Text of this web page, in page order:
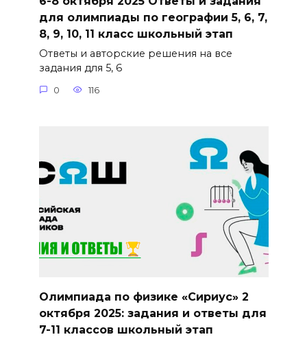
для олимпиады по географии 5, 6, 7,
8, 9, 10, 11 класс школьный этап
Ответы и авторские решения на все
задания для 5, 6
0 116
Олимпиада по физике «Сириус» 2
октября 2025: задания и ответы для
7-11 классов школьный этап